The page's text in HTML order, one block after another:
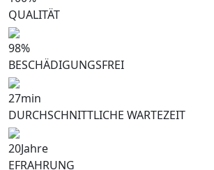
QUALITÄT
98%
BESCHÄDIGUNGSFREI
27min
DURCHSCHNITTLICHE WARTEZEIT
20Jahre
EFRAHRUNG